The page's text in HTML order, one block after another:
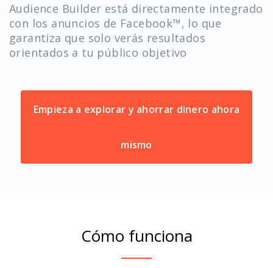
Audience Builder está directamente integrado
con los anuncios de Facebook™, lo que
garantiza que solo verás resultados
orientados a tu público objetivo
Empieza a explorar y ahorrar dinero ahora
mismo
Cómo funciona